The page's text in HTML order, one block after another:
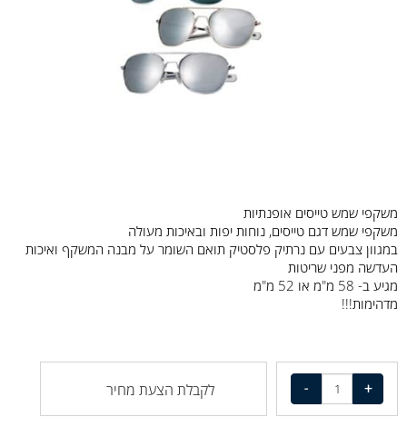
משקפי שמש טייסים אופנתיות
משקפי שמש דגם טייסים, נוחות יפות ובאיכות מעולה
במגוון צבעים עם נרתיק פלסטיק תואם השומר על מבנה המשקף ואיכות
העדשה מפני שריטות
מגיע ב- 58 מ"מ או 52 מ"מ
מדהימות!!!
לקבלת הצעת מחיר